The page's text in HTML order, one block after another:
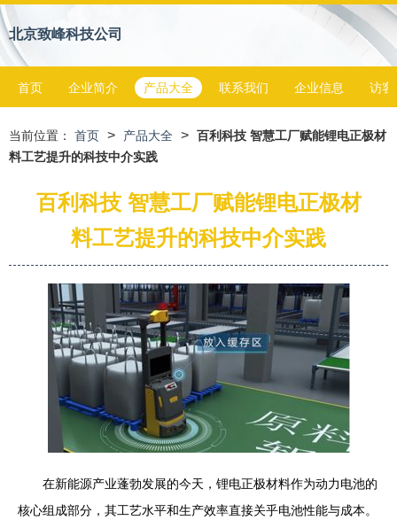
北京致峰科技公司
首页 企业简介 产品大全 联系我们 企业信息 访客
当前位置： 首页 > 产品大全 > 百利科技 智慧工厂赋能锂电正极材
料工艺提升的科技中介实践
百利科技 智慧工厂赋能锂电正极材
料工艺提升的科技中介实践
在新能源产业蓬勃发展的今天，锂电正极材料作为动力电池的
核心组成部分，其工艺水平和生产效率直接关乎电池性能与成本。